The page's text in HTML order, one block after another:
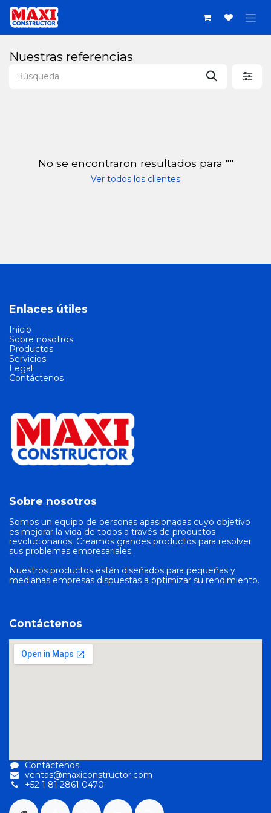
Ir al contenido
Nuestras referencias
No se encontraron resultados para ""
Ver todos los clientes
Enlaces útiles
Inicio
Sobre nosotros
Productos
Servicios
Legal
Contáctenos
Sobre nosotros
Somos un equipo de personas apasionadas cuyo objetivo
es mejorar la vida de todos a través de productos
revolucionarios. Creamos grandes productos para resolver
sus problemas empresariales.
Nuestros productos están diseñados para pequeñas y
medianas empresas dispuestas a optimizar su rendimiento.
Contáctenos
Contáctenos
ventas@maxiconstructor.com
+52 1 81 2861 0470